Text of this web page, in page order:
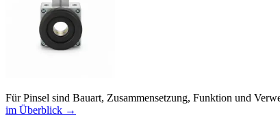
Für Pinsel sind Bauart, Zusammensetzung, Funktion und
im Überblick →